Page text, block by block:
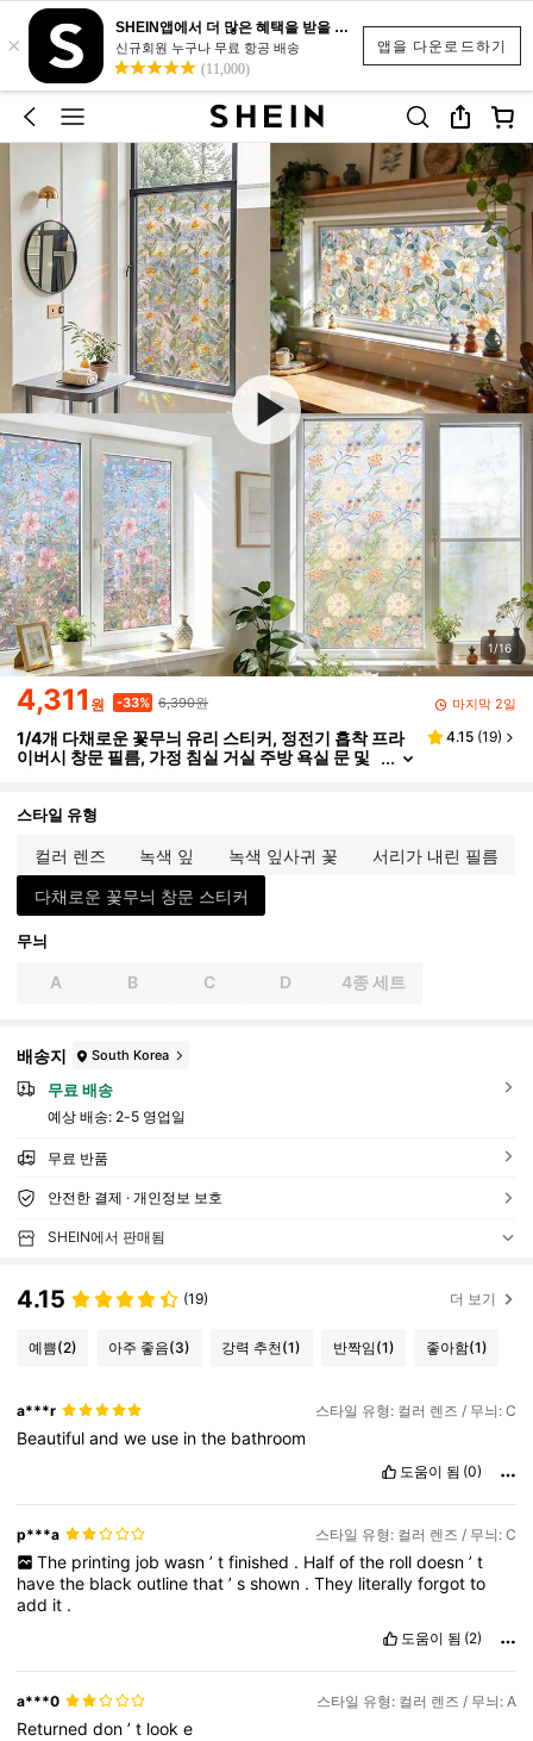
앱을 다운로드하기
×
SHEIN앱에서 더 많은 혜택을 받을 수 있어요.
신규회원 누구나 무료 항공 배송
(11,000)
1/16
4,311 원 -33% 6,390원 마지막 2일
1/4개 다채로운 꽃무늬 유리 스티커, 정전기 흡착 프라
이버시 창문 필름, 가정 침실 거실 주방 욕실 문 및
4.15 (19)
스타일 유형
컬러 렌즈 녹색 잎 녹색 잎사귀 꽃 서리가 내린 필름
다채로운 꽃무늬 창문 스티커
무늬
A B C D 4종 세트
배송지 South Korea
무료 배송
예상 배송: 2-5 영업일
무료 반품
안전한 결제 · 개인정보 보호
SHEIN에서 판매됨
4.15 (19) 더 보기
예쁨(2) 아주 좋음(3) 강력 추천(1) 반짝임(1) 좋아함(1)
a***r 스타일 유형: 컬러 렌즈 / 무늬: C
Beautifulandwe use inthe bathroom
도움이 됨 (0)
p***a 스타일 유형: 컬러 렌즈 / 무늬: C
The printing job wasn ’ t finished . Half of the roll doesn ’ t
havethe blackoutlinethat’sshown .They literallyforgotto
add it .
도움이 됨 (2)
a***0 스타일 유형: 컬러 렌즈 / 무늬: A
Returneddon’t looke